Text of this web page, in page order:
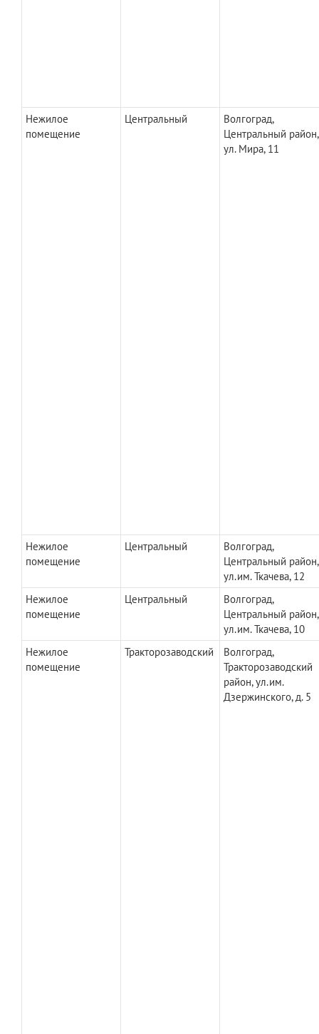
Нежилое
помещение
Центральный
Волгоград,
Центральный район,
ул. Мира, 11
Нежилое
помещение
Центральный
Волгоград,
Центральный район,
ул.им. Ткачева, 12
Нежилое
помещение
Центральный
Волгоград,
Центральный район,
ул.им. Ткачева, 10
Нежилое
помещение
Тракторозаводский
Волгоград,
Тракторозаводский
район, ул.им.
Дзержинского, д. 5